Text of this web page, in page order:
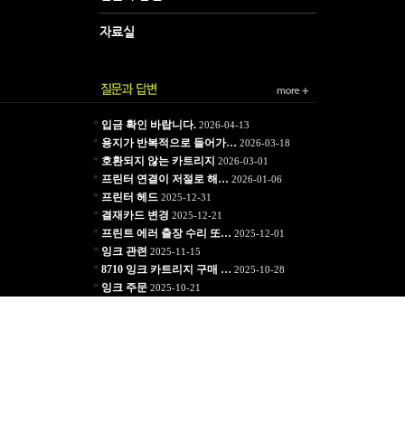
* 입금 확인 바랍니다.2026-04-13
* 용지가 반복적으로 들어가… 2026-03-18
* 호환되지 않는 카트리지 2026-03-01
* 프린터 연결이 저절로 해… 2026-01-06
* 프린터 헤드 2025-12-31
* 결재카드 변경 2025-12-21
* 프린트 에러 출장 수리 또… 2025-12-01
* 잉크 관련 2025-11-15
* 8710 잉크 카트리지 구매 … 2025-10-28
* 잉크 주문2025-10-21